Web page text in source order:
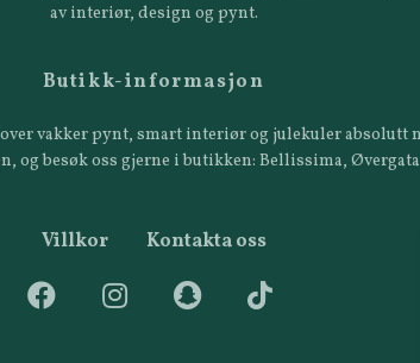
av interiør, design og pynt.
Butikk-informasjon
vakker pynt, smart interiør og julekuler absolutt
besøk oss gjerne i butikken: Bellissima,
Villkor Kontakta oss